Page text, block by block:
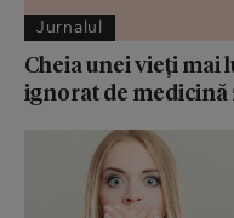
Jurnalul
Cheia unei vieți mai
ignorat de medicină